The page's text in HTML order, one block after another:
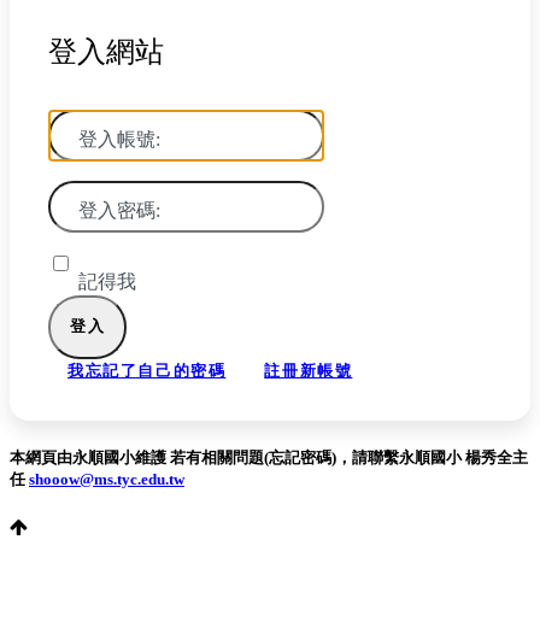
登入網站
登入帳號:
登入密碼:
記得我
我忘記了自己的密碼 註冊新帳號
本網頁由永順國小維護 若有相關問題(忘記密碼)，請聯繫永順國小 楊秀全主
任shooow@ms.tyc.edu.tw